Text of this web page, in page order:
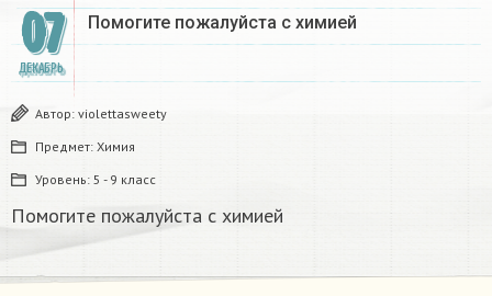
07
ДЕКАБРЬ
Помогите пожалуйста с химией
Автор: violettasweety
Предмет: Химия
Уровень: 5 - 9 класс
Помогите пожалуйста с химией